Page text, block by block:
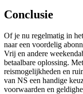
Conclusie
Of je nu regelmatig in
naar een voordelig
Vrij en andere
betaalbare oplossing.
reismogelijkheden en
van NS een handige
voorwaarden en